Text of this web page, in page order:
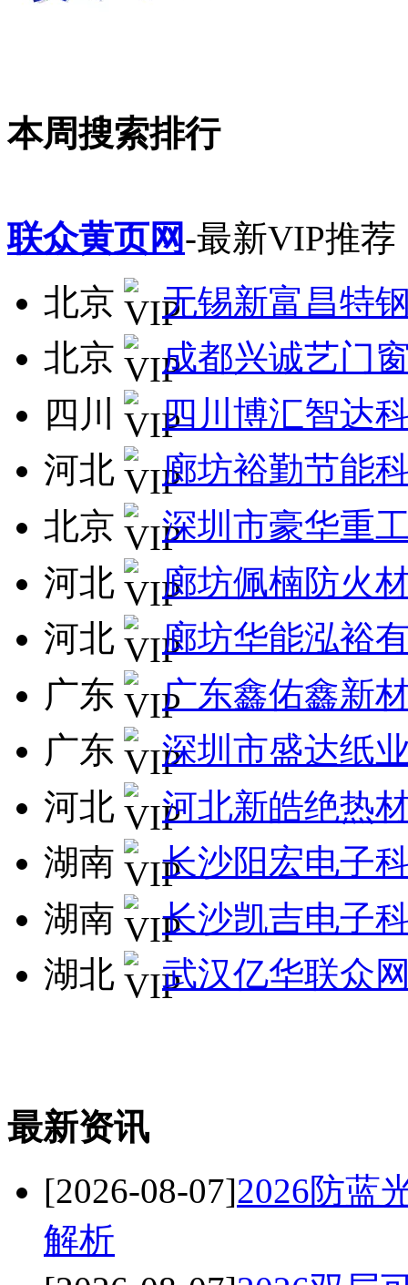
本周搜索排行
联众黄页网-最新VIP推荐
北京
无锡新富昌特
北京
成都兴诚艺门
四川
四川博汇智达
河北
廊坊裕勤节能
北京
深圳市豪华重
河北
廊坊佩楠防火
河北
廊坊华能泓裕
广东
广东鑫佑鑫新
广东
深圳市盛达纸
河北
河北新皓绝热
湖南
长沙阳宏电子
湖南
长沙凯吉电子
湖北
武汉亿华联众
最新资讯
[2026-08-07]2026防蓝
解析